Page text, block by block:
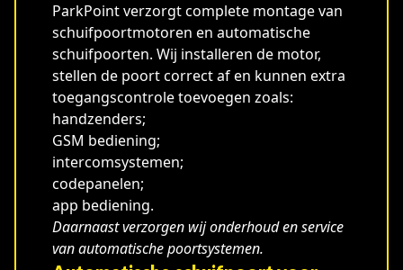
ParkPoint verzorgt complete montage van
schuifpoortmotoren en automatische
schuifpoorten. Wij installeren de motor,
stellen de poort correct af en kunnen extra
toegangscontrole toevoegen zoals:
handzenders;
GSM bediening;
intercomsystemen;
codepanelen;
app bediening.
Daarnaast verzorgen wij onderhoud en service
van automatische poortsystemen.